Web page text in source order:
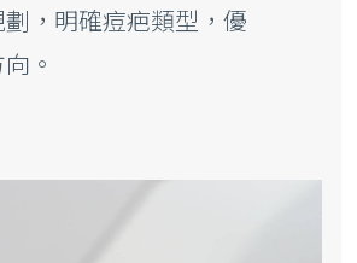
，明確痘疤類型，優
。